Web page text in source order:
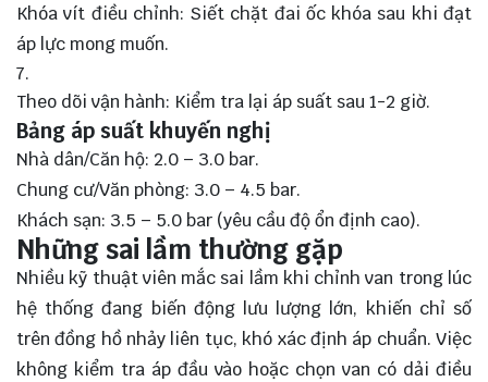
Khóa vít điều chỉnh: Siết chặt đai ốc khóa sau khi đạt
áp lực mong muốn.
Theo dõi vận hành: Kiểm tra lại áp suất sau 1-2 giờ.
Bảng áp suất khuyến nghị
Nhà dân/Căn hộ: 2.0 – 3.0 bar.
Chung cư/Văn phòng: 3.0 – 4.5 bar.
Khách sạn: 3.5 – 5.0 bar (yêu cầu độ ổn định cao).
Những sai lầm thường gặp
Nhiều kỹ thuật viên mắc sai lầm khi chỉnh van trong lúc
hệ thống đang biến động lưu lượng lớn, khiến chỉ số
trên đồng hồ nhảy liên tục, khó xác định áp chuẩn. Việc
không kiểm tra áp đầu vào hoặc chọn van có dải điều